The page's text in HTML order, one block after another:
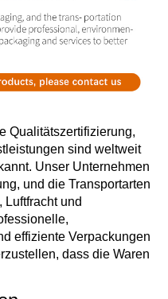
Qualitätszertifizierung,
sind weltweit
Unser Unternehmen
und die Transportarten
Luftfracht und
effiziente Verpackungen
dass die Waren